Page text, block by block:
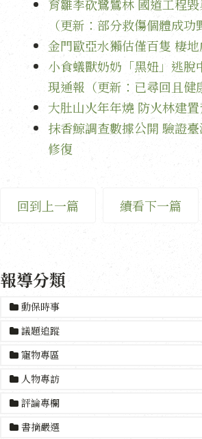
育雛季砍鷺鷥林 國道工程
（更新：部分救傷個體成功
金門歐亞水獺估僅百隻 棲
小食蟻獸奶奶「黑妞」逃脫
現通報（更新：已尋回且健
大肚山火年年燒 防火林建
抹香鯨調查數據公開 驗證
修復
回到上一篇 續看下一篇
報導分類
動保時事
議題追蹤
寵物專區
人物專訪
評論專欄
書摘嚴選